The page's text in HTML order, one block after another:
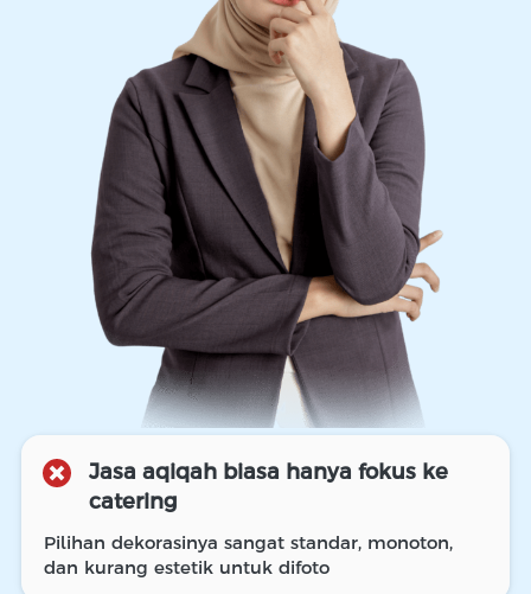
Jasa aqiqah biasa hanya fokus ke
catering
Pilihan dekorasinya sangat standar, monoton,
dan kurang estetik untuk difoto